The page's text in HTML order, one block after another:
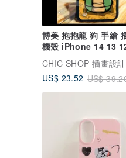
博美 抱抱龍 狗 手繪 插畫 手
機殼 iPhone 14 13
CHIC SHOP 插畫設
US$ 23.52 US$